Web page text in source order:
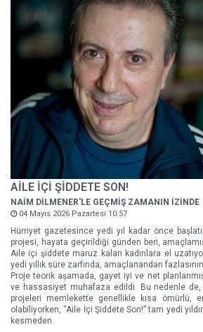
AİLE İÇİ ŞİDDETE SON!
NAİM DİLMENER'LE GEÇMİŞ ZAMANIN İZİNDE
04 Mayıs 2026 Pazartesi 10:57
Hürriyet gazetesince yedi yıl kadar önce
projesi, hayata geçirildiği günden beri, amaçlamış
Aile içi şiddete maruz kalan kadınlara el
yedi yıllık süre zarfında, amaçlanandan
Proje teorik aşamada, gayet iyi ve net
ve hassasiyet muhafaza edildi. Bu nedenle
projeleri memlekette genellikle kısa ömürlü,
olabiliyorken, “Aile İçi Şiddete Son!” tam yedi
kesmeden.